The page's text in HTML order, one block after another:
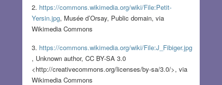
https://commons.wikimedia.org/wiki/File:Petit-
Yersin.jpg, Musée d’Orsay, Public domain, via
Wikimedia Commons
https://commons.wikimedia.org/wiki/File:J_Fibiger.jpg
, Unknown author, CC BY-SA 3.0
<http://creativecommons.org/licenses/by-sa/3.0/>, via
Wikimedia Commons